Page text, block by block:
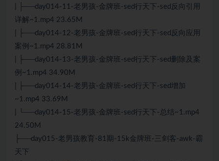
| ├──day014-11-老男孩-金牌班-sed行天下-sed反向引用
详解~1.mp4 23.65M
| ├──day014-12-老男孩-金牌班-sed行天下-sed反向应用
案例~1.mp4 28.81M
| ├──day014-13-老男孩-金牌班-sed行天下-sed删除及案
例~1.mp4 34.90M
| ├──day014-14-老男孩-金牌班-sed行天下-sed增加
~1.mp4 33.69M
| └──day014-15-老男孩-金牌班-sed行天下-总结~1.mp4
24.50M
├──day015-老男孩教育-81期-15k金牌班-三剑客-awk-霸
天下